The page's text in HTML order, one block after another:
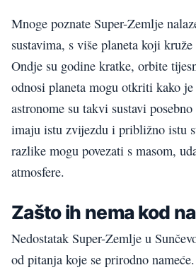
Mnoge poznate Super-Zemlje
sustavima, s više planeta koji
Ondje su godine kratke, orbite
odnosi planeta mogu otkriti kako je
astronome su takvi sustavi
imaju istu zvijezdu i približno istu
razlike mogu povezati s masom,
atmosfere.
Zašto ih nema kod
Nedostatak Super-Zemlje u
od pitanja koje se prirodno